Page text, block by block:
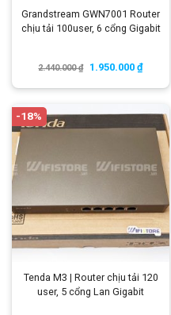
Grandstream GWN7001 Router
chịu tải 100user, 6 cổng Gigabit
2.440.000₫ 1.950.000 ₫
-18%
Tenda M3 | Router chịu tải 120
user, 5 cổng Lan Gigabit